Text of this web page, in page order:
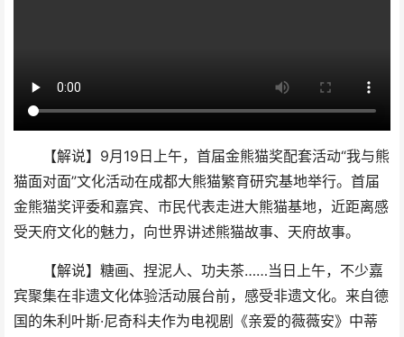
【解说】9月19日上午，首届金熊猫奖配套活动“我与熊
猫面对面”文化活动在成都大熊猫繁育研究基地举行。首届
金熊猫奖评委和嘉宾、市民代表走进大熊猫基地，近距离感
受天府文化的魅力，向世界讲述熊猫故事、天府故事。
【解说】糖画、捏泥人、功夫茶……当日上午，不少嘉
宾聚集在非遗文化体验活动展台前，感受非遗文化。来自德
国的朱利叶斯·尼奇科夫作为电视剧《亲爱的薇薇安》中蒂